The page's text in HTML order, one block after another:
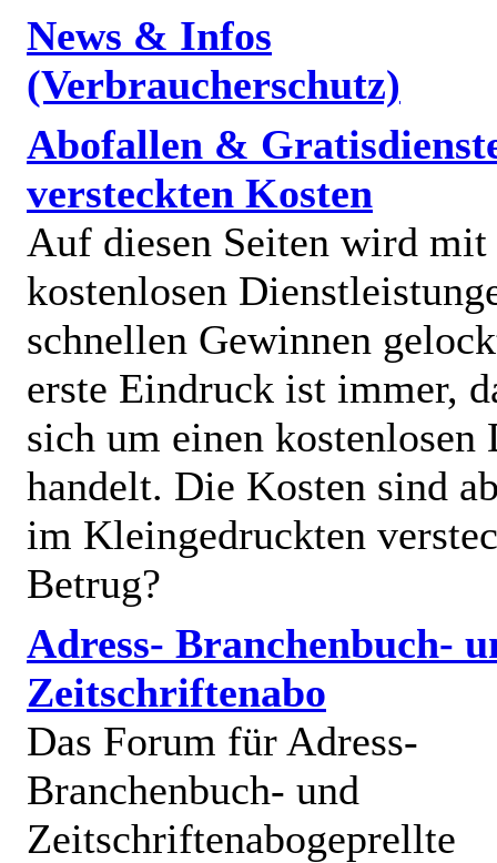
News & Infos
(Verbraucherschutz)
Abofallen &
versteckten Kosten
Auf diesen Seiten wird mit
kostenlosen
schnellen Gewinnen
erste Eindruck ist immer,
sich um einen kostenlosen
handelt. Die Kosten sind
im Kleingedruckten
Betrug?
Adress- Branchenbuch-
Zeitschriftenabo
Das Forum für Adress-
Branchenbuch- und
Zeitschriftenabogeprellte